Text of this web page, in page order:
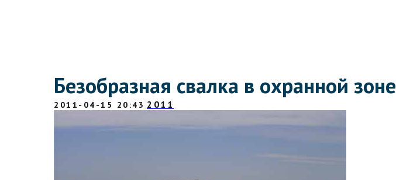
Безобразная свалка в охранной зоне
2011-04-15 20:43 2011